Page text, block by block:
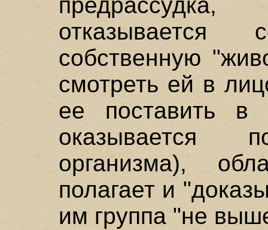
отказывается
собственную
смотреть ей в
ее поставить в
оказывается
организма),
полагает и
им группа "не